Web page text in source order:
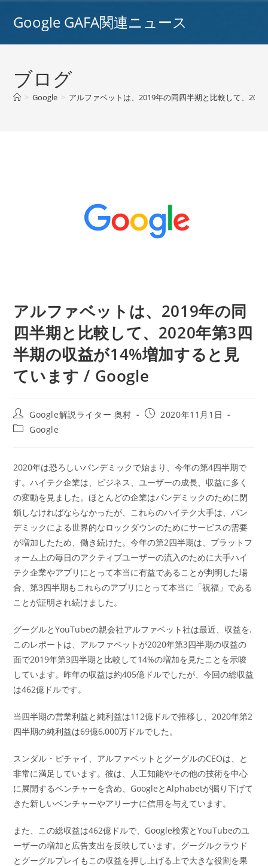
Google GAFA関連ニュース
ブログ
> Google > アルファベットは、2019年の同四半期と比較して、
アルファベットは、2019年の同
四半期と比較して、2020年第3四
半期の収益が14%増加すると見
ています / Google
投
稿
者:
Google解説ライター 奥村
投
2020年11月1日
投
テ
ゴ
リ
ー:
Google
2020年は恐ろしいパンデミックで始まり、今年の第4四半期で
す。ハイテク企業は、ビジネス、ユーザーの成長、収益に多く
の変動を見ました。ほとんどの企業はパンデミックのために閉
鎖しなければならなかったが、これらのハイテク大手は、パン
デミックによる世界的なロックダウンのためにサービスの需要
が増加したため、働き続けた。今年の第2四半期は、プラットフ
ォーム上の毎日のアクティブユーザーの流入のために大手ハイ
テク企業やアプリにとって本当に有益であることが判明した場
合、第3四半期もこれらのアプリにとって本当に「祝福」である
ことが証明され続けました。
グーグルとYouTubeの親会社アルファベット社は最近、収益を.
このレポートは、アルファベットが2020年第3四半期の収益の
面で2019年第3四半期と比較して14%の増加を見たことを示唆
しています。昨年の収益は約405億ドルでしたが、今回の総収益
は462億ドルです。
当四半期の営業利益と純利益は112億ドルで推移し、2020年第2
四半期の純利益は69億6,000万ドルでした。
スンダル・ピチャイ、アルファベットとグーグルのCEOは、と
非常に満足しています。彼は、人工知能やその他の技術を中心
に展開するベンチャーを含め、GoogleとAlphabetが掘り下げて
きた新しいベンチャーやアリーナに信用を与えています。
また、この総収益は462億ドルで、Google検索とYouTubeのユ
ーザーの増加と広告支出を反映しています。グーグルクラウド
とグーグルプレイもこの収益を押し上げる上で大きな役割を果